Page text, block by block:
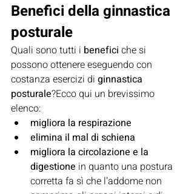
Benefici della ginnastica
posturale
Quali sono tutti i benefici che si
possono ottenere eseguendo con
costanza esercizi di ginnastica
posturale?Ecco qui un brevissimo
elenco:
migliora la respirazione
elimina il mal di schiena
migliora la circolazione e la
digestione in quanto una postura
corretta fa sì che l’addome non